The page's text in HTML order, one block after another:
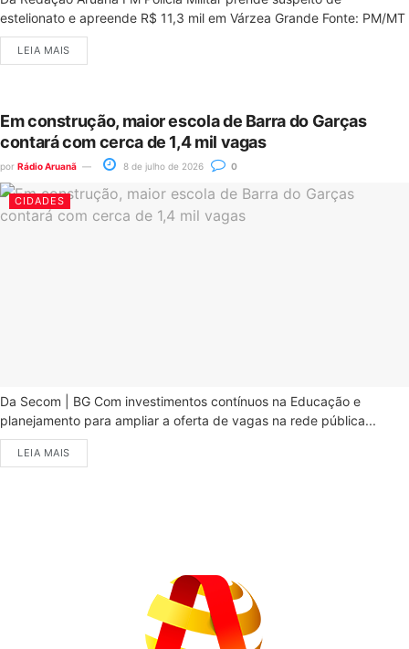
estelionato e apreende R$ 11,3 mil em Várzea Grande Fonte: PM/MT
LEIA MAIS
Em construção, maior escola de Barra do Garças
contará com cerca de 1,4 mil vagas
por Rádio Aruanã 8 de julho de 2026 0
CIDADES
Da Secom | BG Com investimentos contínuos na Educação e
planejamento para ampliar a oferta de vagas na rede pública...
LEIA MAIS